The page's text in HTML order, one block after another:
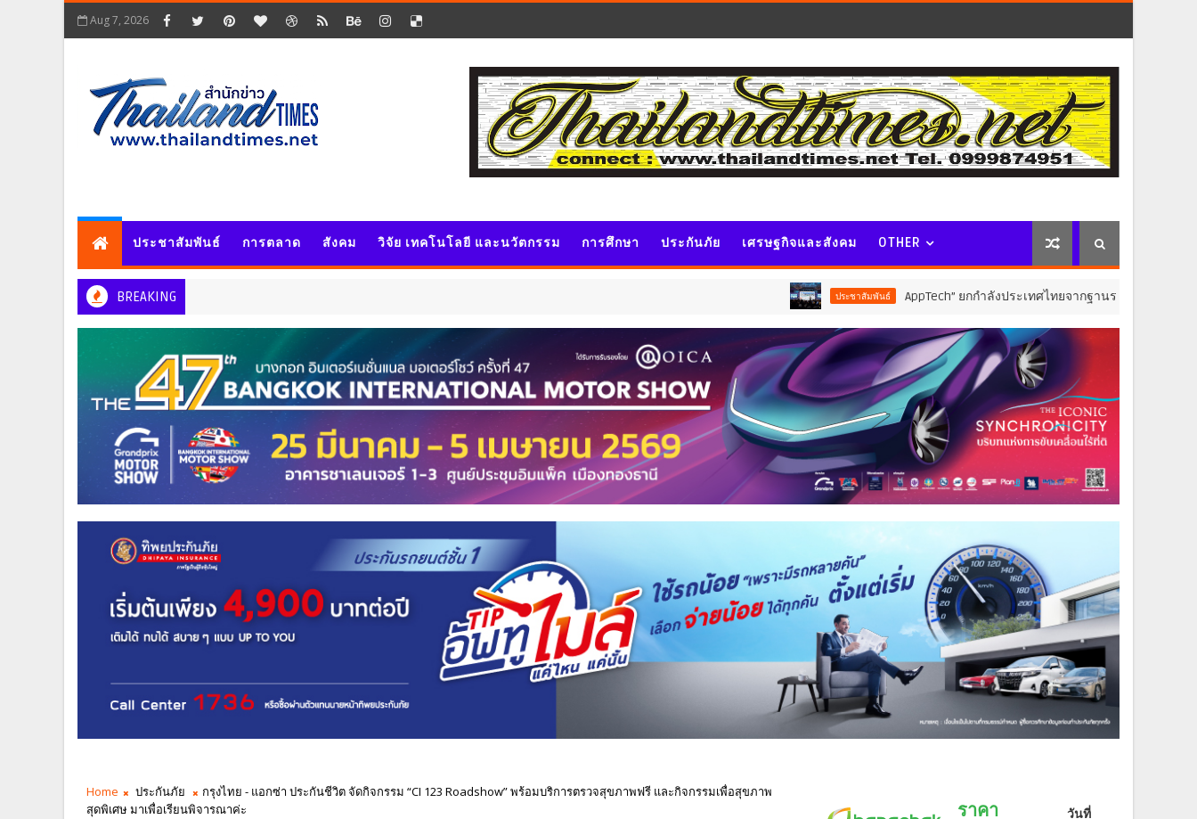
Aug 7, 2026
ประชาสัมพันธ์ การตลาด สังคม วิจัย เทคโนโลยี และนวัตกรรม การศึกษา ประกันภัย เศรษฐกิจและสังคม OTHER
BREAKING ประชาสัมพันธ์ AppTech”​ ยกกำลังประเทศไทยจากฐานราก เมื่อเทคโนโลยีที่เหมา
Home ประกันภัย
กรุงไทย - แอกซ่า ประกันชีวิต จัดกิจกรรม “CI 123 Roadshow” พร้อมบริการตรวจสุขภาพฟรี และกิจกรรมเพื่อสุขภาพ
สุดพิเศษ มาเพื่อเรียนพิจารณาค่ะ